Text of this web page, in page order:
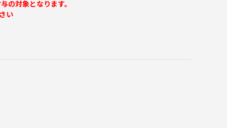
の対象となります。
い